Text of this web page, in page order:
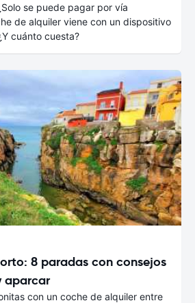
se puede pagar por vía
de alquiler viene con un dispositivo
cuánto cuesta?
8 paradas con consejos
aparcar
con un coche de alquiler entre